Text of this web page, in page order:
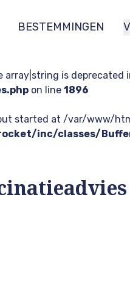
array|string is deprecated
on line 1896
started at /var/
inc/classes/
BESTEMMINGEN